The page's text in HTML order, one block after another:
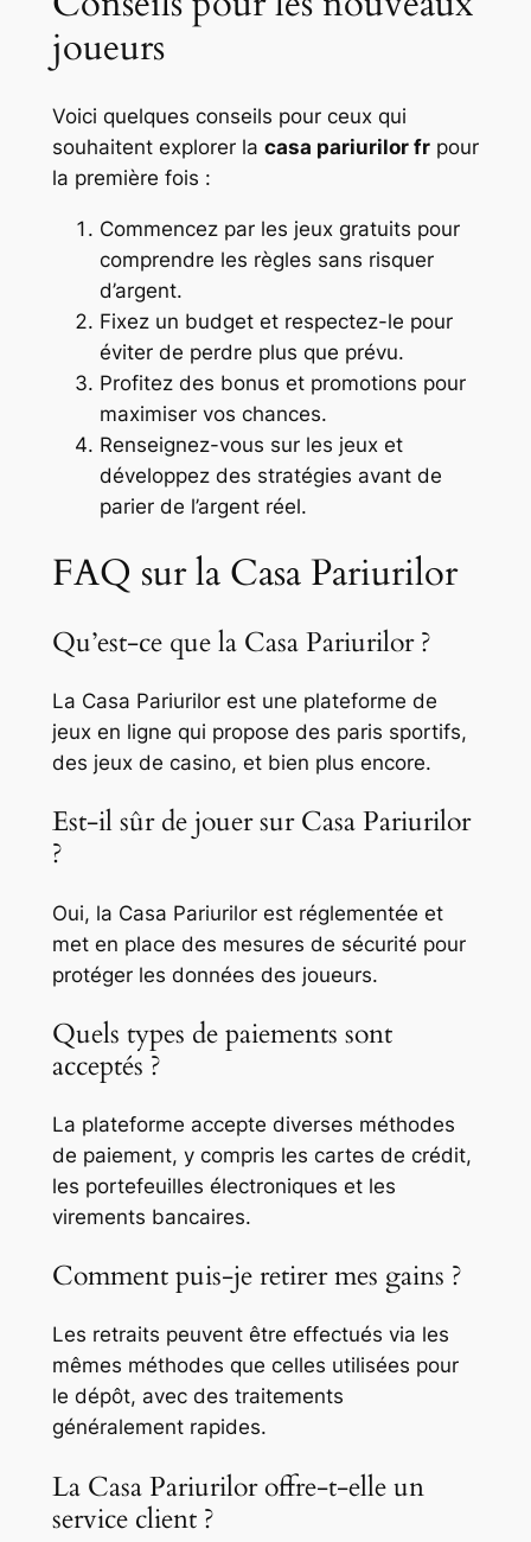
joueurs
Voici quelques conseils pour ceux qui
souhaitent explorer la casa pariurilor frpour
la première fois :
Commencez par les jeux gratuits pour
comprendre les règles sans risquer
d’argent.
Fixez un budget et respectez-le pour
éviter de perdre plus que prévu.
Profitez des bonus et promotions pour
maximiser vos chances.
Renseignez-vous sur les jeux et
développez des stratégies avant de
parier de l’argent réel.
FAQ sur la Casa Pariurilor
Qu’est-ce que la Casa Pariurilor ?
La Casa Pariurilor est une plateforme de
jeux en ligne qui propose des paris sportifs,
des jeux de casino, et bien plus encore.
Est-il sûr de jouer sur Casa Pariurilor
?
Oui, la Casa Pariurilor est réglementée et
met en place des mesures de sécurité pour
protéger les données des joueurs.
Quels types de paiements sont
acceptés ?
La plateforme accepte diverses méthodes
de paiement, y compris les cartes de crédit,
les portefeuilles électroniques et les
virements bancaires.
Comment puis-je retirer mes gains ?
Les retraits peuvent être effectués via les
mêmes méthodes que celles utilisées pour
le dépôt, avec des traitements
généralement rapides.
La Casa Pariurilor offre-t-elle un
service client ?